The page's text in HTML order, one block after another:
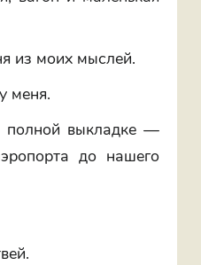
из моих мыслей.
меня.
выкладке —
до нашего